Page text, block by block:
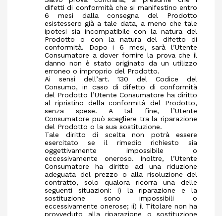
difetti di conformità che si manifestino entro
6 mesi dalla consegna del Prodotto
esistessero già a tale data, a meno che tale
ipotesi sia incompatibile con la natura del
Prodotto o con la natura del difetto di
conformità. Dopo i 6 mesi, sarà l’Utente
Consumatore a dover fornire la prova che il
danno non è stato originato da un utilizzo
erroneo o improprio del Prodotto.
Ai sensi dell’art. 130 del Codice del
Consumo, in caso di difetto di conformità
del Prodotto l’Utente Consumatore ha diritto
al ripristino della conformità del Prodotto,
senza spese. A tal fine, l’Utente
Consumatore può scegliere tra la riparazione
del Prodotto o la sua sostituzione.
Tale diritto di scelta non potrà essere
esercitato se il rimedio richiesto sia
oggettivamente impossibile o
eccessivamente oneroso. Inoltre, l’Utente
Consumatore ha diritto ad una riduzione
adeguata del prezzo o alla risoluzione del
contratto, solo qualora ricorra una delle
seguenti situazioni: i) la riparazione e la
sostituzione sono impossibili o
eccessivamente onerose; ii) il Titolare non ha
provveduto alla riparazione o sostituzione